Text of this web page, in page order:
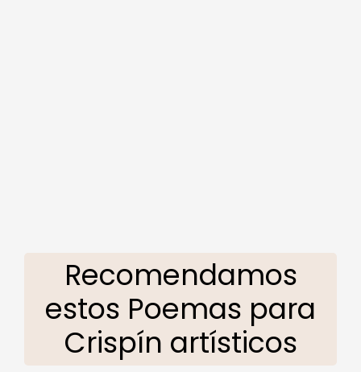
Recomendamos
estos Poemas para
Crispín artísticos